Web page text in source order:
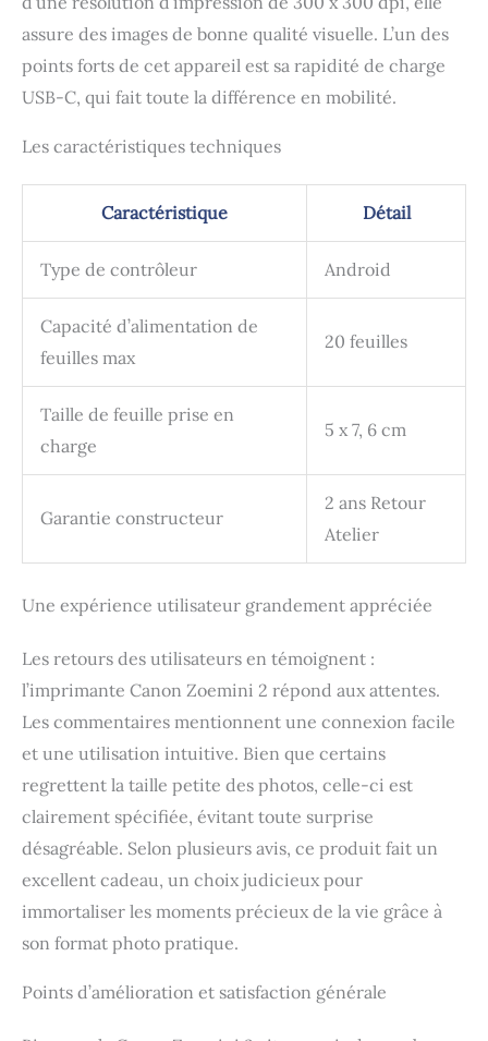
remplacement de
cartouches d'encre sur
votre petite imprimante
photo. RECHARGEZ-LA
ET C'EST PARTI : avec
pouvant couvrir environ
recharge rapide de type
C, votre imprimante sans
encre aura suffisamment
matière d'impression.
KIT TOUT-EN-UN : optez
photo ZINK et 20
autocollants ronds et
personnalisation et
d'expression créative.
assure des images de bonne qualité visuelle. L’un des
points forts de cet appareil est sa rapidité de charge
USB-C, qui fait toute la différence en mobilité.
Les caractéristiques techniques
Caractéristique Détail
Type de contrôleur Android
Capacité d’alimentation de
feuilles max
20 feuilles
Taille de feuille prise en
charge
5 x 7, 6 cm
Garantie constructeur
2 ans Retour
Atelier
Une expérience utilisateur grandement appréciée
Les retours des utilisateurs en témoignent :
l’imprimante Canon Zoemini 2 répond aux attentes.
Les commentaires mentionnent une connexion facile
et une utilisation intuitive. Bien que certains
regrettent la taille petite des photos, celle-ci est
clairement spécifiée, évitant toute surprise
désagréable. Selon plusieurs avis, ce produit fait un
excellent cadeau, un choix judicieux pour
immortaliser les moments précieux de la vie grâce à
son format photo pratique.
Points d’amélioration et satisfaction générale